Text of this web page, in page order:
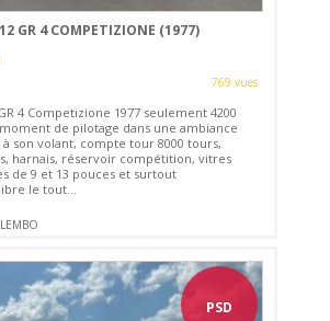
GR 4 COMPETIZIONE (1977)
769 vues
4 Competizione 1977 seulement 4200
de pilotage dans une ambiance
son volant, compte tour 8000 tours,
harnais, réservoir compétition, vitres
de 9 et 13 pouces et surtout
le tout...
PSD